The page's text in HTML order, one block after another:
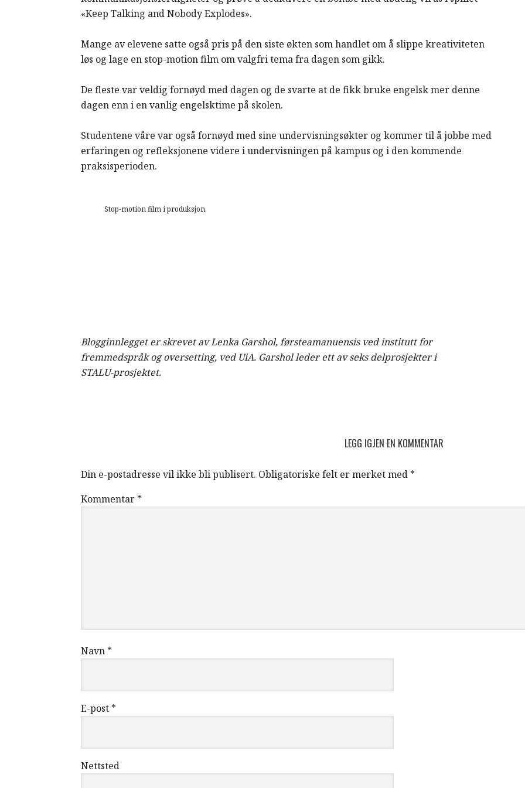
«Keep Talking and Nobody Explodes».
Mange av elevene satte også pris på den siste økten som handlet om å slippe kreativiteten
løs og lage en stop-motion film om valgfri tema fra dagen som gikk.
De fleste var veldig fornøyd med dagen og de svarte at de fikk bruke engelsk mer denne
dagen enn i en vanlig engelsktime på skolen.
Studentene våre var også fornøyd med sine undervisningsøkter og kommer til å jobbe med
erfaringen og refleksjonene videre i undervisningen på kampus og i den kommende
praksisperioden.
Stop-motion film i produksjon.
Blogginnlegget er skrevet av Lenka Garshol, førsteamanuensis ved institutt for
fremmedspråk og oversetting, ved UiA. Garshol leder ett av seks delprosjekter i
STALU-prosjektet.
LEGG IGJEN EN KOMMENTAR
Din e-postadresse vil ikke bli publisert. Obligatoriske felt er merket med *
Kommentar *
Navn *
E-post *
Nettsted